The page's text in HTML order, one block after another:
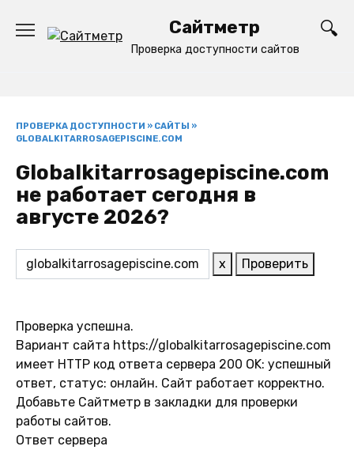
содержанию
Сайтметр
Проверка доступности сайтов
ПРОВЕРКА ДОСТУПНОСТИ » САЙТЫ »
GLOBALKITARROSAGEPISCINE.COM
Globalkitarrosagepiscine.com
не работает сегодня в
августе 2026?
x Проверить
Проверка успешна.
Вариант сайта https://globalkitarrosagepiscine.com
имеет HTTP код ответа сервера 200 OK: успешный
ответ, статус: онлайн. Сайт работает корректно.
Добавьте Сайтметр в закладки для проверки
работы сайтов.
Ответ сервера